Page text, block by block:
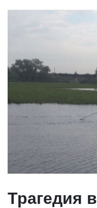
Трагедия в